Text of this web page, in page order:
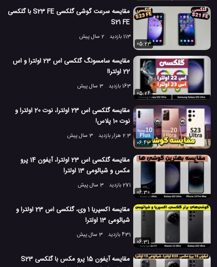
# تست سرعت موبایل # جعبه گشایی می 11 لایت 5G شیائومی
دوربین گوشی S21 اولترا سامسونگ
# گلکسی S21 اولترا سامسونگ
# مشخصات گلکسی S21 اولترا سامسونگ
# مشخصات می 11 لایت 5G شیائومی
معرفی گوشی می 11 لایت 5G شیائومی
# مقایسه دوربین گوشی همراه # مقایسه دوربین موبایل
# موبایل می 11 لایت 5G شیائومی
8.2 هزار بازدید
بررسی تکنولوژی
مقایسه سرعت گوشی گلکسی S23 FE با گلکسی
S21 FE
113 بازدید
2 سال پیش
05:23
مقایسه سامسونگ گلکسی اس 23 اولترا و اس
22 اولترا!
163 بازدید
3 سال پیش
05:24
مقایسه گلکسی اس 23 اولترا، نوت 20 اولترا و
نوت 10 پلاس!
2.3 هزار بازدید
3 سال پیش
06:43
مقایسه گلکسی اس 23 اولترا، آیفون 14 پرو
مکس و شیائومی 13 اولترا
271 بازدید
3 سال پیش
06:30
مقایسه اکسپریا 1 وی، گلکسی اس 23 اولترا و
شیائومی 13 اولترا
431 بازدید
3 سال پیش
06:31
مقایسه آیفون 15 پرو مکس با گلکسی S23